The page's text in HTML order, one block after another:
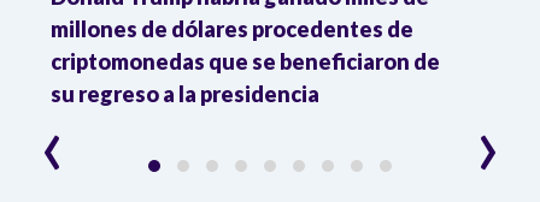
millones de dólares procedentes de
criptomonedas que se beneficiaron de
su regreso a la presidencia
‹ ›